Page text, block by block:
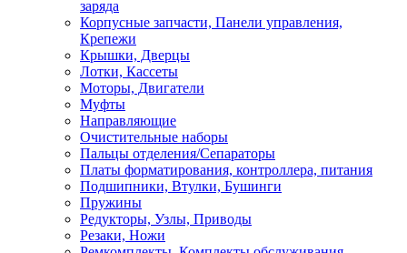
заряда
Корпусные запчасти, Панели управления,
Крепежи
Крышки, Дверцы
Лотки, Кассеты
Моторы, Двигатели
Муфты
Направляющие
Очистительные наборы
Пальцы отделения/Сепараторы
Платы форматирования, контроллера, питания
Подшипники, Втулки, Бушинги
Пружины
Редукторы, Узлы, Приводы
Резаки, Ножи